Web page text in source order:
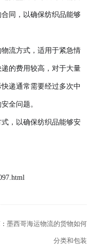
同，以确保纺织品能够
流方式，适用于紧急情
的费用较高，对于大量
递通常需要经过多次中
全问题。
，以确保纺织品能够安
墨西哥海运物流的货物如何
分类和包装